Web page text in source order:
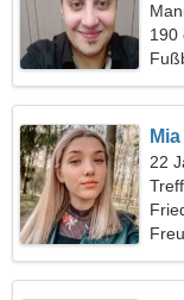
190
Mia
22